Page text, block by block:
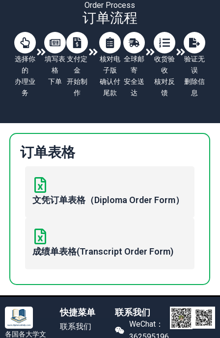
Order Process
订单流程
选择你
的
办理业
务
填写表
格
下单
支付定
金
开始制
作
核对电
子版
确认付
尾款
全球邮
寄
安全送
达
收货验
收
核对反
馈
验证无
误
删除信
息
订单表格
文凭订单表格（Diploma Order Form）
成绩单表格(Transcript Order Form)
各国各大学文
快捷菜单
联系我们
联系我们
WeChat：